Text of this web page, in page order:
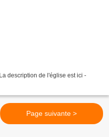
Page suivante >